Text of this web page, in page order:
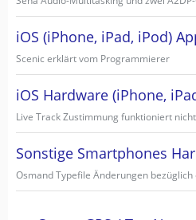
iOS (iPhone, iPad, iPod)
Scenic erklärt vom Programmierer
iOS Hardware (iPhone,
Live Track Zustimmung funktioniert nicht
Sonstige Smartphones